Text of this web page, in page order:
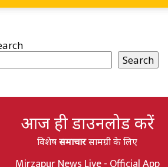
Search
आज ही डाउनलोड करें
विशेषसमाचारसामग्री के लिए